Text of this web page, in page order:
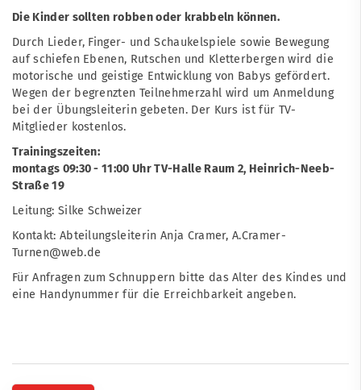
Die Kinder sollten robben oder krabbeln können.
Durch Lieder, Finger- und Schaukelspiele sowie Bewegung
auf schiefen Ebenen, Rutschen und Kletterbergen wird die
motorische und geistige Entwicklung von Babys gefördert.
Wegen der begrenzten Teilnehmerzahl wird um Anmeldung
bei der Übungsleiterin gebeten. Der Kurs ist für TV-
Mitglieder kostenlos.
Trainingszeiten:
montags 09:30 - 11:00 Uhr TV-Halle Raum 2, Heinrich-Neeb-
Straße 19
Leitung: Silke Schweizer
Kontakt: Abteilungsleiterin Anja Cramer,A.Cramer-
Turnen@web.de
Für Anfragen zum Schnuppern bitte das Alter des Kindes und
eine Handynummer für die Erreichbarkeit angeben.